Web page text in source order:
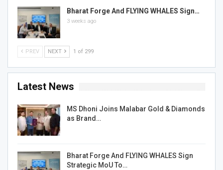
Bharat Forge And FLYING WHALES Sign…
3 weeks ago
PREV NEXT 1 of 299
Latest News
MS Dhoni Joins Malabar Gold & Diamonds
as Brand…
Bharat Forge And FLYING WHALES Sign
Strategic MoU To…